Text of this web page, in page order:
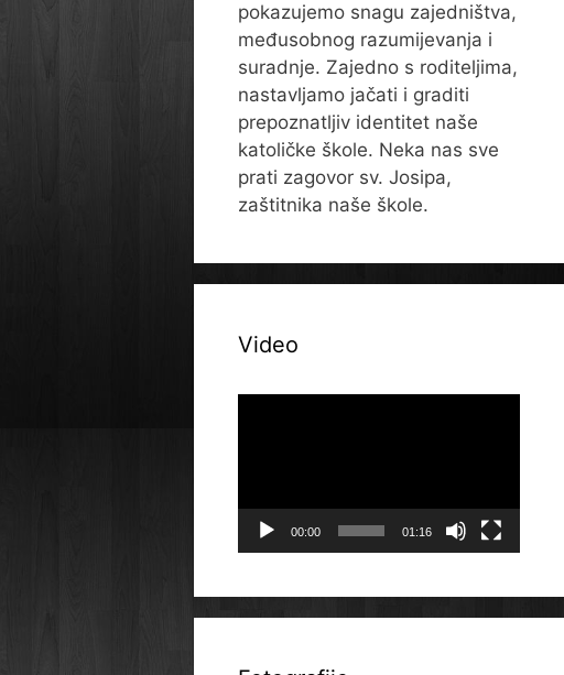
pokazujemo snagu zajedništva,
međusobnog razumijevanja i
suradnje. Zajedno s roditeljima,
nastavljamo jačati i graditi
prepoznatljiv identitet naše
katoličke škole. Neka nas sve
prati zagovor sv. Josipa,
zaštitnika naše škole.
Video
00:00 01:16